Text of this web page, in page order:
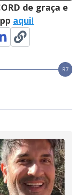
de graça e
aqui!
R7